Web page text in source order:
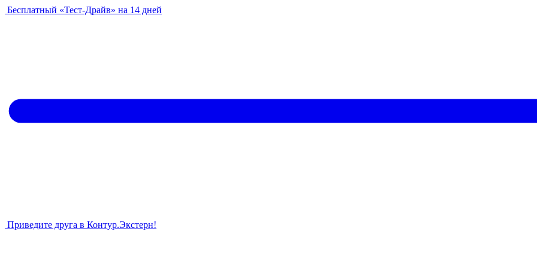
Бесплатный «Тест-Драйв» на 14 дней
Приведите друга в Контур.Экстерн!